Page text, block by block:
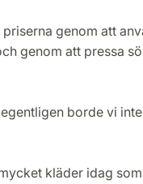
genom att
genom att pressa
borde vi
kläder idag